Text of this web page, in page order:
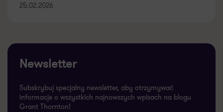
25.02.2026
Newsletter
Subskrybuj specjalny newsletter, aby otrzymywać
informacje o wszystkich najnowszych wpisach na blogu
Grant Thornton!